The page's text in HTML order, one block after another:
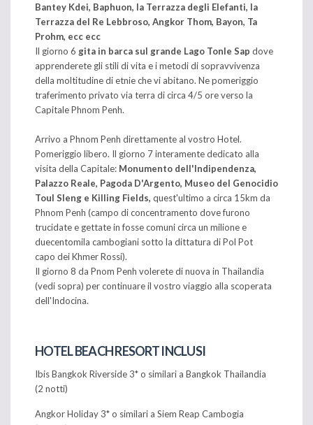
Bantey Kdei, Baphuon, la Terrazza degli Elefanti, la
Terrazza del Re Lebbroso, Angkor Thom, Bayon, Ta
Prohm, ecc ecc
Il giorno 6 gita in barca sul grande Lago Tonle Sap dove
apprenderete gli stili di vita e i metodi di sopravvivenza
della moltitudine di etnie che vi abitano. Ne pomeriggio
traferimento privato via terra di circa 4/5 ore verso la
Capitale Phnom Penh.
Arrivo a Phnom Penh direttamente al vostro Hotel.
Pomeriggio libero. Il giorno 7 interamente dedicato alla
visita della Capitale: Monumento dell'Indipendenza,
Palazzo Reale, Pagoda D'Argento, Museo del Genocidio
Toul Sleng e Killing Fields, quest'ultimo a circa 15km da
Phnom Penh (campo di concentramento dove furono
trucidate e gettate in fosse comuni circa un milione e
duecentomila cambogiani sotto la dittatura di Pol Pot
capo dei Khmer Rossi).
Il giorno 8 da Pnom Penh volerete di nuova in Thailandia
(vedi sopra) per continuare il vostro viaggio alla scoperata
dell'Indocina.
HOTEL BEACH RESORT INCLUSI
Ibis Bangkok Riverside 3* o similari a Bangkok Thailandia
(2 notti)
Angkor Holiday 3* o similari a Siem Reap Cambogia